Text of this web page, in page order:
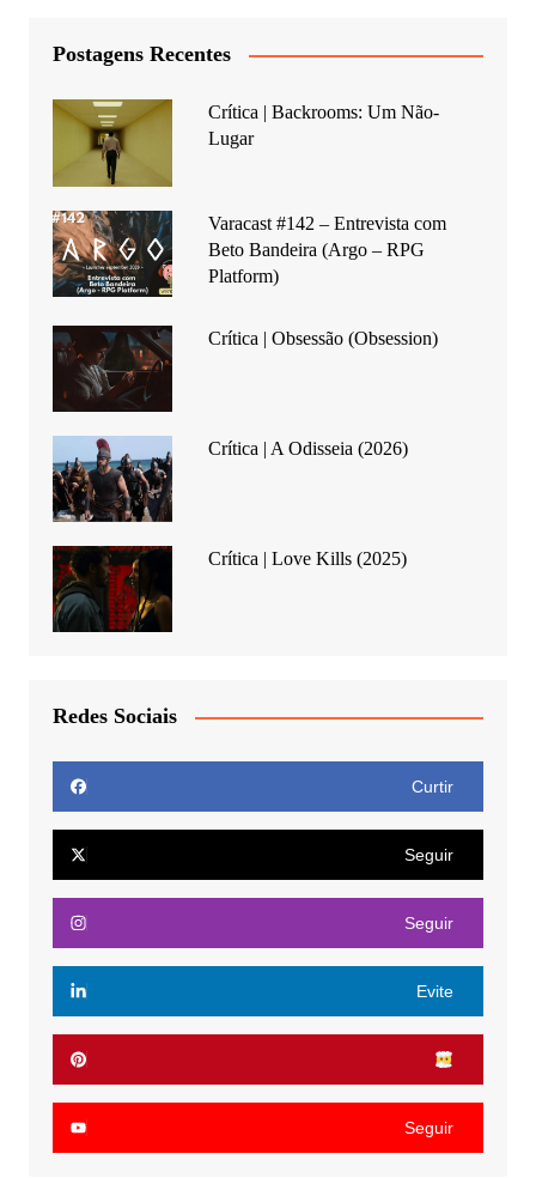
Postagens Recentes
Crítica | Backrooms: Um Não-
Lugar
Varacast #142 – Entrevista com
Beto Bandeira (Argo – RPG
Platform)
Crítica | Obsessão (Obsession)
Crítica | A Odisseia (2026)
Crítica | Love Kills (2025)
Redes Sociais
Curtir
Seguir
Seguir
Evite
Seguir